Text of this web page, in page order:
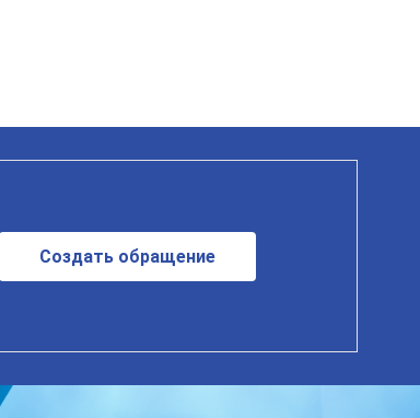
Создать обращение